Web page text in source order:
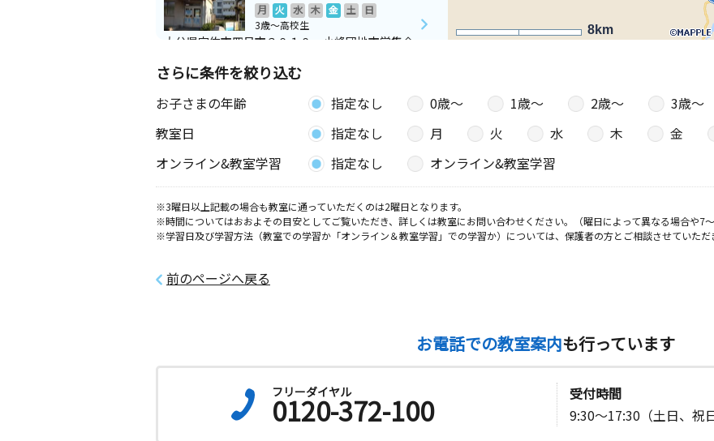
8km
月 火 水 木 金 土
日
3歳～高校生
大分県宇佐市四日市３０１０ 小峰団地市営集会
中津鶴居教室
木 金 土 日
2歳～高校生
宇佐常徳教室
月 火 水 木 金 土
日
0歳～高校生
大分県宇佐市四日市１７５４－５
中津和田教室
中津沖代教室
火 水 木 金 土
0歳～高校生
大分県中津市沖代町２丁目２‐５９
さらに条件を絞り込む
お子さまの年齢 指定なし 0歳〜 1歳〜 2歳〜 3歳〜
教室日
指定なし 月 火 水 木 金
オンライン&教室学習
指定なし オンライン&教室学習
※3曜日以上記載の場合も教室に通っていただくのは2曜日となります。
※時間についてはおおよその目安としてご覧いただき、詳しくは教室にお問い合わせください。（曜日によって異なる場合や7
※学習日及び学習方法（教室での学習か「オンライン＆教室学習」での学習か）については、保護者の方とご相談させていただ
前のページへ戻る
お電話での教室案内も行っています
フリーダイヤル
0120-372-100
受付時間
9:30～17:30（土日、祝